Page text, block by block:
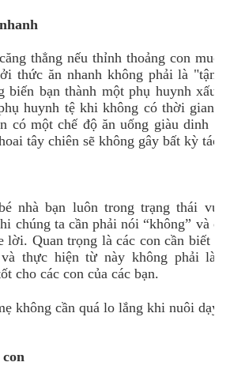
thẳng nếu thỉnh thoảng con
thức ăn nhanh không phải là "tận
biến bạn thành một phụ huynh xấu.
huynh tệ khi không có thời gian
có một chế độ ăn uống giàu dinh
tây chiên sẽ không gây bất kỳ tác
nhà bạn luôn trong trạng thái vui
chúng ta cần phải nói “không” và
lời. Quan trọng là các con cần biết
thực hiện từ này không phải là
cho các con của các bạn.